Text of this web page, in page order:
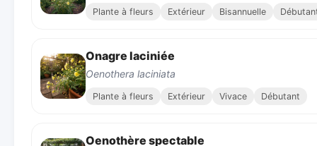
Plante à fleurs Extérieur Bisannuelle
Onagre laciniée
Oenothera laciniata
Plante à fleurs Extérieur Vivace Débutant
Oenothère spectable